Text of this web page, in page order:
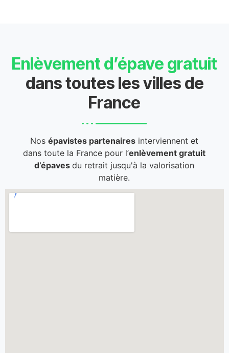
Enlèvement d’épave gratuit
dans toutes les villes de
France
Nosépavistes partenaires interviennent et
dans toute la France pour l’enlèvement gratuit
d’épavesdu retrait jusqu'à la valorisation
matière.